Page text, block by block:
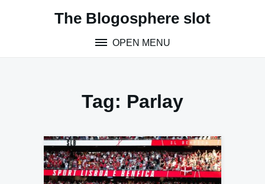
The Blogosphere slot
OPEN MENU
Tag: Parlay